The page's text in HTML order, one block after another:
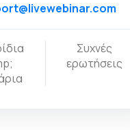
Συχνές
ερωτήσεις